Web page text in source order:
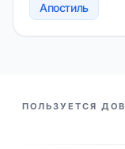
Апостиль
НАШИ ПАРТНЕРЫ
ПОЛЬЗУЕТСЯ